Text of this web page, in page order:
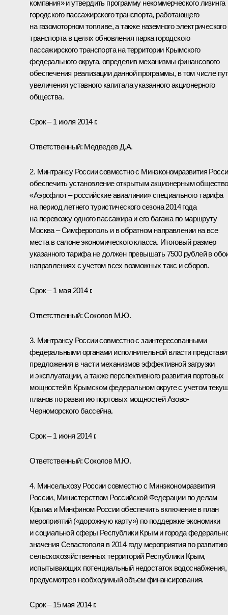
компания» и утвердить программу некоммерческого лизинга
городского пассажирского транспорта, работающего
на газомоторном топливе, а также наземного электрического
транспорта в целях обновления парка городского
пассажирского транспорта на территории Крымского
федерального округа, определив механизмы финансового
обеспечения реализации данной программы, в том числе
увеличения уставного капитала указанного акционерного
общества.
Срок – 1 июля 2014 г.
Ответственный: Медведев Д.А.
2. Минтрансу России совместно с Минэкономразвития
обеспечить установление открытым акционерным
«Аэрофлот – российские авиалинии» специального тарифа
на период летнего туристического сезона 2014 года
на перевозку одного пассажира и его багажа по маршруту
Москва – Симферополь и в обратном направлении на все
места в салоне экономического класса. Итоговый размер
указанного тарифа не должен превышать 7500 рублей в
направлениях с учетом всех возможных такс и сборов.
Срок – 1 мая 2014 г.
Ответственный:Соколов М.Ю.
3. Минтрансу России совместно с заинтересованными
федеральными органами исполнительной власти
предложения в части механизмов эффективной загрузки
и эксплуатации, а также перспективного развития портовых
мощностей в Крымском федеральном округе с учетом
планов по развитию портовых мощностей Азово-
Черноморского бассейна.
Срок – 1 июня 2014 г.
Ответственный: Соколов М.Ю.
4. Минсельхозу России совместно с Минэкономразвития
России, Министерством Российской Федерации по делам
Крыма и Минфином России обеспечить включение в план
мероприятий («дорожную карту») по поддержке экономики
и социальной сферы Республики Крым и города
значения Севастополя в 2014 году мероприятия по развитию
сельскохозяйственных территорий Республики Крым,
испытывающих потенциальный недостаток водоснабжения,
предусмотрев необходимый объем финансирования.
Срок – 15 мая 2014 г.